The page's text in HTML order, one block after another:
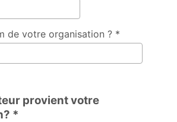
de votre organisation ? *
provient votre
*